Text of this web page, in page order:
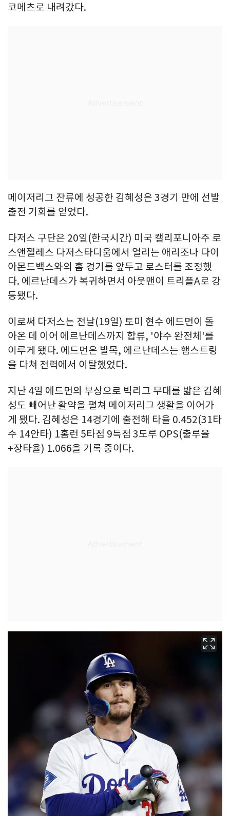
코메츠로 내려갔다.
메이저리그 잔류에 성공한 김혜성은 3경기 만에 선발
출전 기회를 얻었다.
다저스 구단은 20일(한국시간) 미국 캘리포니아주 로
스앤젤레스 다저스타디움에서 열리는 애리조나 다이
아몬드백스와의 홈 경기를 앞두고 로스터를 조정했
다. 에르난데스가 복귀하면서 아웃맨이 트리플A로 강
등됐다.
이로써 다저스는 전날(19일) 토미 현수 에드먼이 돌
아온 데 이어 에르난데스까지 합류, '야수 완전체'를
이루게 됐다. 에드먼은 발목, 에르난데스는 햄스트링
을 다쳐 전력에서 이탈했었다.
지난 4일 에드먼의 부상으로 빅리그 무대를 밟은 김혜
성도 빼어난 활약을 펼쳐 메이저리그 생활을 이어가
게 됐다. 김혜성은 14경기에 출전해 타율 0.452(31타
수 14안타) 1홈런 5타점 9득점 3도루 OPS(출루율
+장타율) 1.066을 기록 중이다.